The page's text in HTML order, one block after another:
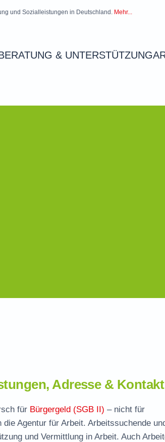
und Sozialleistungen in Deutschland. Mehr...
& UNTERSTÜTZUNG
Adresse & Kontakt
für Bürgergeld (SGB II) – nicht für
Agentur für Arbeit. Arbeitssuchende
und Vermittlung in Arbeit. Auch